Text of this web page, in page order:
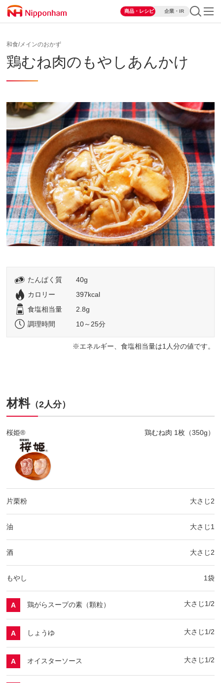
商品・レシピ 企業・IR
和食/メインのおかず
鶏むね肉のもやしあんかけ
たんぱく質
40g
カロリー
397kcal
食塩相当量
2.8g
調理時間
10～25分
エネルギー、食塩相当量は1人分の値です。
材料（2人分）
桜姫® 鶏むね肉 1枚（350g）
片栗粉 大さじ2
油 大さじ1
酒 大さじ2
もやし 1袋
A 鶏がらスープの素（顆粒） 大さじ1/2
A しょうゆ 大さじ1/2
A オイスターソース 大さじ1/2